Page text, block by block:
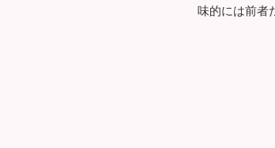
味的には前者